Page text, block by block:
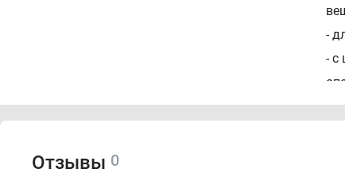
-
- с
Отзывы 0